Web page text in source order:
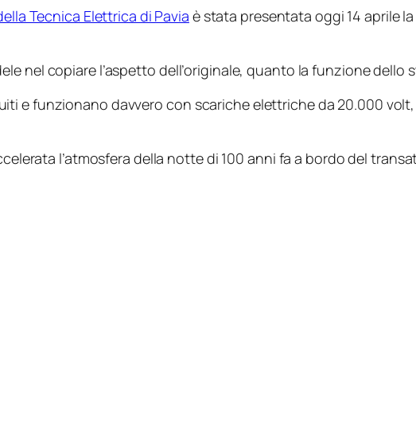
Tecnica Elettrica di Pavia è stata presentata oggi 14 aprile
nel copiare l’aspetto dell’originale, quanto la funzione dello
e funzionano davvero con scariche elettriche da 20.000
l’atmosfera della notte di 100 anni fa a bordo del